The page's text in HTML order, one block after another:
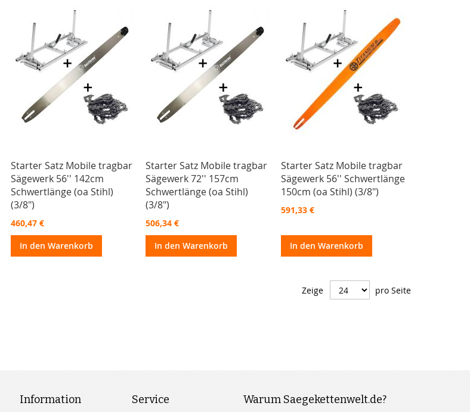
Starter Satz Mobile tragbar
Sägewerk 56'' 142cm
Schwertlänge (oa Stihl)
(3/8")
460,47 €
In den Warenkorb
Starter Satz Mobile tragbar
Sägewerk 72'' 157cm
Schwertlänge (oa Stihl)
(3/8")
506,34 €
In den Warenkorb
Starter Satz Mobile tragbar
Sägewerk 56'' Schwertlänge
150cm (oa Stihl) (3/8")
591,33 €
In den Warenkorb
Zeige pro Seite
Information Service Warum Saegekettenwelt.de?